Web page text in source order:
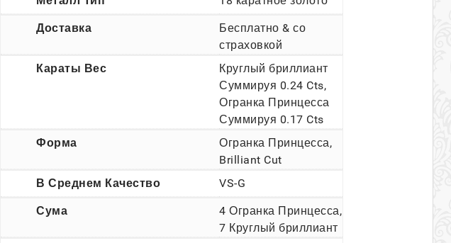
Доставка
Бесплатно & со
страховкой
Караты Вес
Круглый бриллиант
Суммируя 0.24 Cts,
Огранка Принцесса
Суммируя 0.17 Cts
Форма
Огранка Принцесса,
Brilliant Cut
В Среднем Качество
VS-G
Сума
4 Огранка Принцесса,
7 Круглый бриллиант